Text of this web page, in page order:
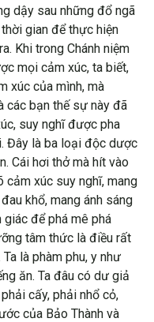
dậy sau những đổ ngã
gian để thực hiện
Khi trong Chánh niệm
mọi cảm xúc, ta biết,
xúc của mình, mà
các bạn thế sự này đã
suy nghĩ được pha
Đây là ba loại độc dược
Cái hơi thở mà hít vào
cảm xúc suy nghĩ, mang
khổ, mang ánh sáng
để phá mê phá
tâm thức là điều rất
là phàm phu, y như
ăn. Ta đâu có dư giả
cấy, phải nhổ cỏ,
của Bảo Thành và